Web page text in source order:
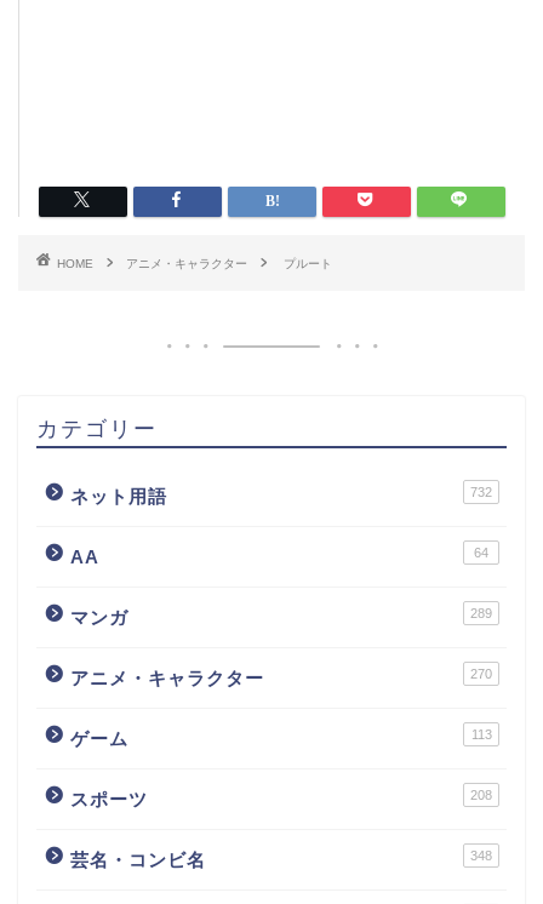
HOME アニメ・キャラクター プルート
カテゴリー
ネット用語 732
AA 64
マンガ 289
アニメ・キャラクター 270
ゲーム 113
スポーツ 208
芸名・コンビ名 348